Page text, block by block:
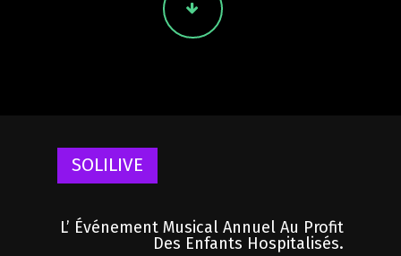
SOLILIVE
L’ Événement Musical Annuel Au Profit
Des Enfants Hospitalisés.